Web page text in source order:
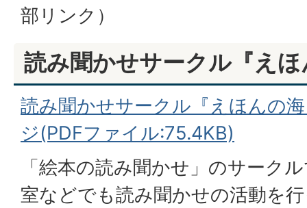
部リンク）
読み聞かせサークル『え
読み聞かせサークル『えほんの
ジ(PDFファイル:75.4KB)
「絵本の読み聞かせ」のサーク
室などでも読み聞かせの活動を